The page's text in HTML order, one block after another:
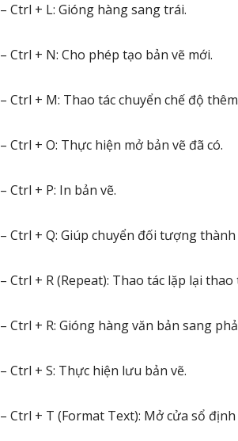
– Ctrl + L: Gióng hàng sang trái.
– Ctrl + N: Cho phép tạo bản vẽ mới.
– Ctrl + M: Thao tác chuyển chế độ
– Ctrl + O: Thực hiện mở bản vẽ đã có.
– Ctrl + P: In bản vẽ.
– Ctrl + Q: Giúp chuyển đối tượng
– Ctrl + R (Repeat): Thao tác lặp lại thao
– Ctrl + R: Gióng hàng văn bản sang
– Ctrl + S: Thực hiện lưu bản vẽ.
– Ctrl + T (Format Text): Mở cửa sổ